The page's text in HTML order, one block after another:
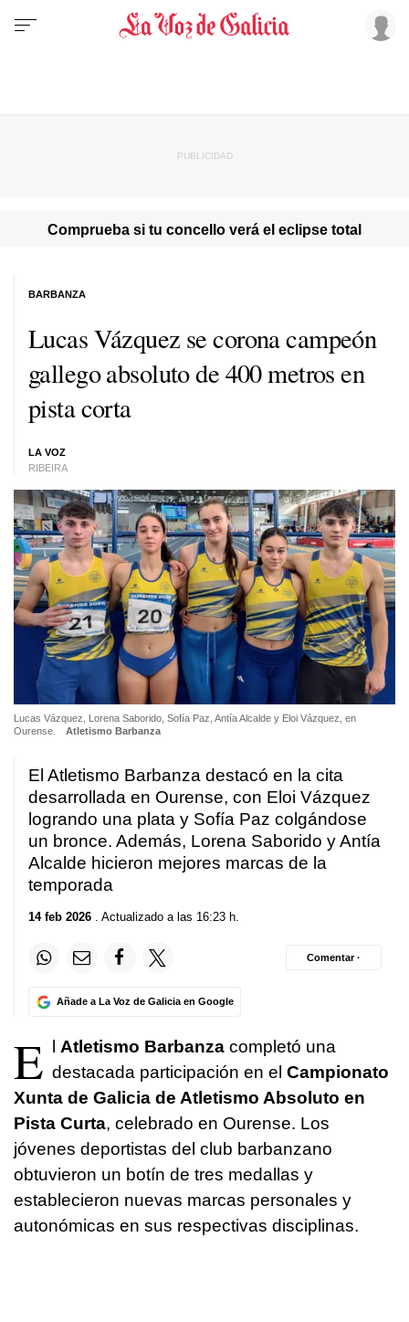
Comprueba si tu concello verá el eclipse total
Lucas Vázquez se corona campeón
gallego absoluto de 400 metros en
pista corta
LA VOZ
RIBEIRA
BARBANZA
Lucas Vázquez, Lorena Saborido, Sofía Paz, Antía Alcalde y Eloi Vázquez, en
Ourense.
Atletismo Barbanza
El Atletismo Barbanza destacó en la cita
desarrollada en Ourense, con Eloi Vázquez
logrando una plata y Sofía Paz colgándose
un bronce. Además, Lorena Saborido y Antía
Alcalde hicieron mejores marcas de la
temporada
14 feb 2026 . Actualizado a las 16:23 h.
Añade a La Voz de Galicia en Google
Comentar ·
E Atletismo Barbanza completó una
destacada participación en el Campionato
Xunta de Galicia de Atletismo Absoluto en
Pista Curta, celebrado en Ourense. Los
jóvenes deportistas del club barbanzano
obtuvieron un botín de tres medallas y
establecieron nuevas marcas personales y
autonómicas en sus respectivas disciplinas.